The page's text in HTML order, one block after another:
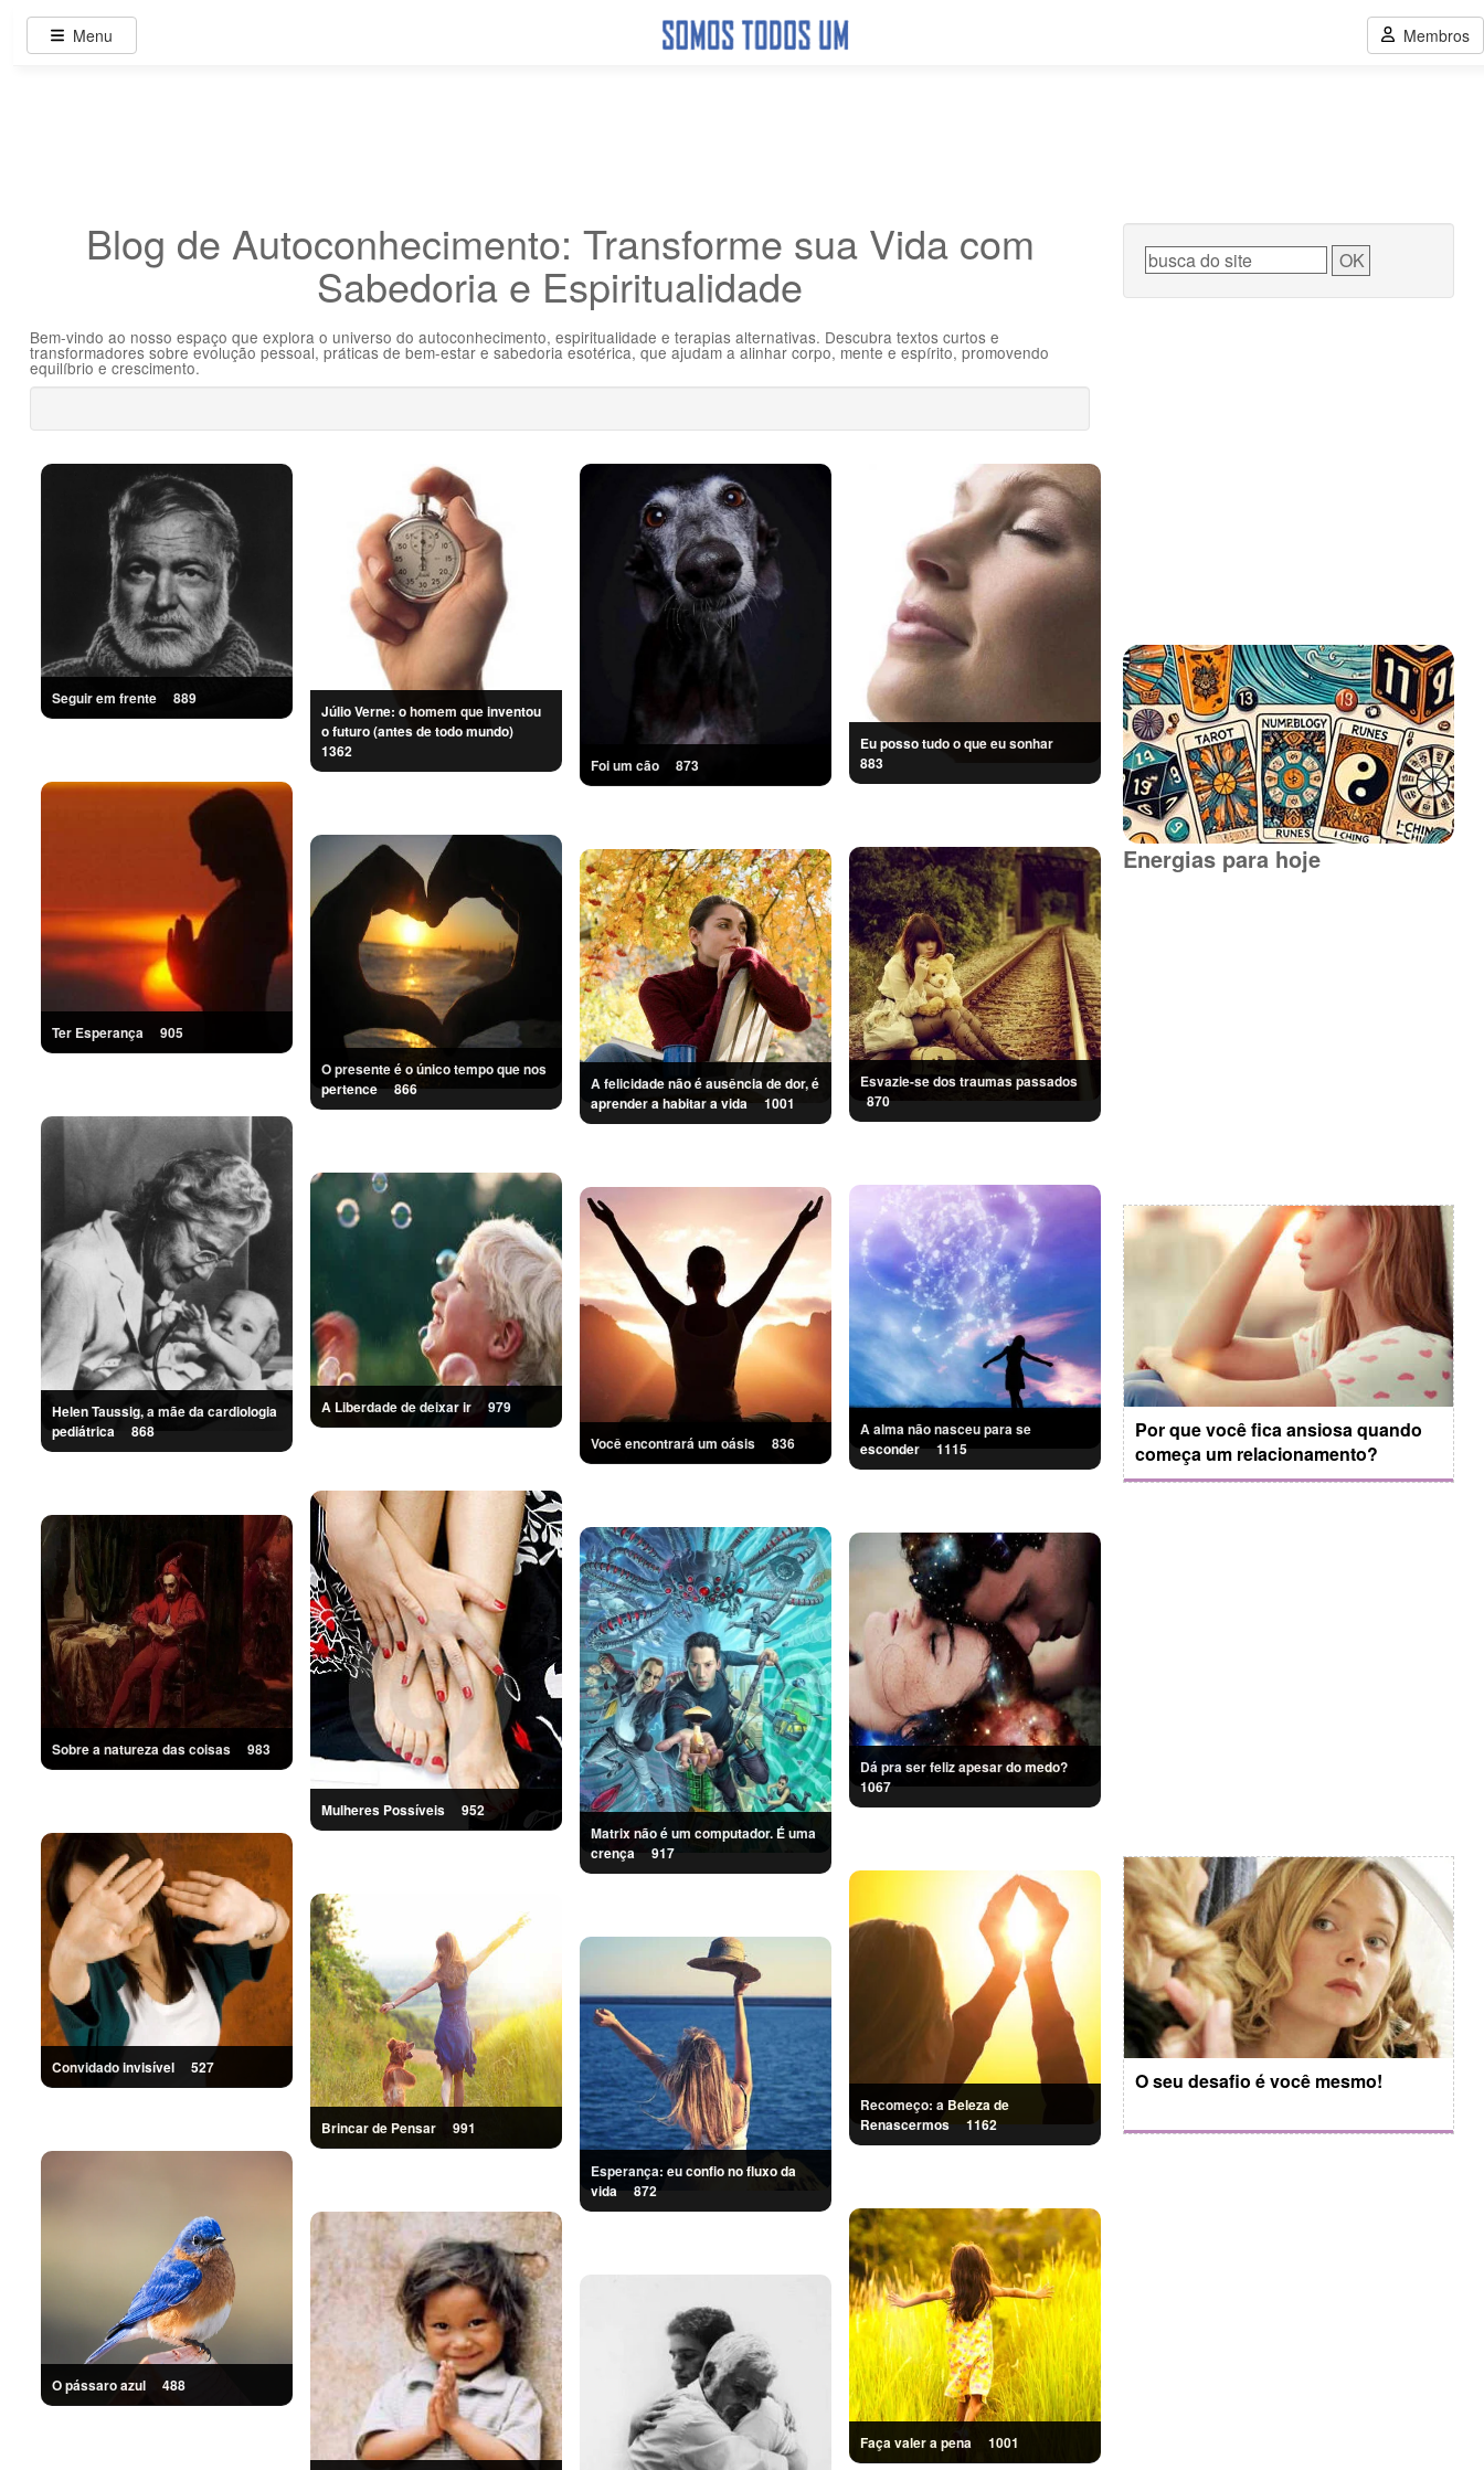
Blog de Autoconhecimento: Transforme sua Vida com
Sabedoria e Espiritualidade
Bem-vindo ao nosso espaço que explora o universo do autoconhecimento, espiritualidade e terapias alternativas. Descubra textos curtos e
transformadores sobre evolução pessoal, práticas de bem-estar e sabedoria esotérica, que ajudam a alinhar corpo, mente e espírito, promovendo
equilíbrio e crescimento.
Seguir em frente 889
Ter Esperança 905
Helen Taussig, a mãe da cardiologia
pediátrica 868
Sobre a natureza das coisas 983
Convidado invisível 527
O pássaro azul 488
Júlio Verne: o homem que inventou
o futuro (antes de todo mundo)
1362
O presente é o único tempo que nos
pertence 866
A Liberdade de deixar ir 979
Mulheres Possíveis 952
Brincar de Pensar 991
Foi um cão 873
A felicidade não é ausência de dor, é
aprender a habitar a vida 1001
Você encontrará um oásis 836
Matrix não é um computador. É uma
crença 917
Esperança: eu confio no fluxo da
vida872
Eu posso tudo o que eu sonhar
883
Esvazie-se dos traumas passados
870
A alma não nasceu para se
esconder1115
1067
Recomeço: a Beleza de
Renascermos 1162
Faça valer a pena 1001
Energias para hoje
Por que você fica ansiosa quando
começa um relacionamento?
O seu desafio é você mesmo!
Menu Membros